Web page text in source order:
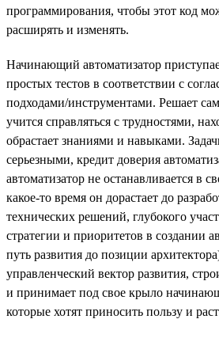
программирования, чтобы этот код
расширять и изменять.
Начинающий автоматизатор
простых тестов в соответствии с
подходами/инструментами. Решает
учится справляться с трудностями,
обрастает знаниями и навыками.
серьезными, кредит доверия
автоматизатор не останавливается в
какое-то время он дорастает до
технических решений, глубокого
стратегии и приоритетов в создании
путь развития до позиции
управленческий вектор развития,
и принимает под свое крыло
которые хотят приносить пользу и